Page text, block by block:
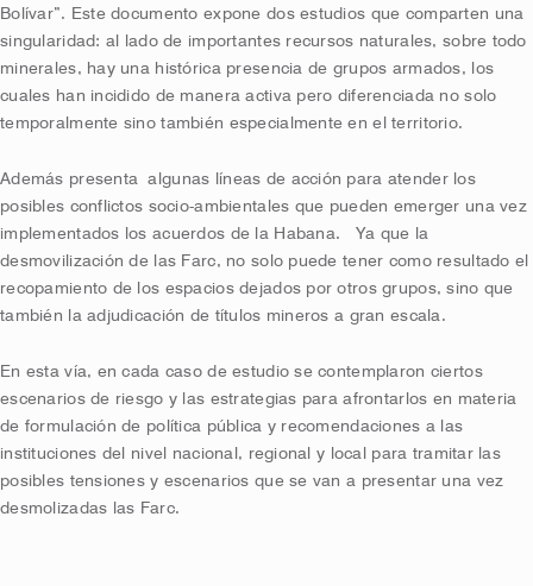
Bolívar”. Este documento expone dos estudios que comparten una
singularidad: al lado de importantes recursos naturales, sobre todo
minerales, hay una histórica presencia de grupos armados, los
cuales han incidido de manera activa pero diferenciada no solo
temporalmente sino también especialmente en el territorio.
Además presenta algunas líneas de acción para atender los
posibles conflictos socio-ambientales que pueden emerger una vez
implementados los acuerdos de la Habana. Ya que la
desmovilización de las Farc, no solo puede tener como resultado el
recopamiento de los espacios dejados por otros grupos, sino que
también la adjudicación de títulos mineros a gran escala.
En esta vía, en cada caso de estudio se contemp laron ciertos
escenarios de riesgo y las estrategias para afrontarlos en materia
de formulación de política pública y recomendaciones a las
instituciones del nivel nacional, regional y local para tramitar las
posibles tensiones y escenarios que se van a presentar una vez
desmolizadas las Farc.